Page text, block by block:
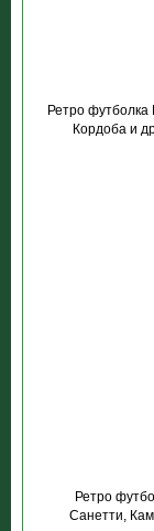
Ретро
Кордоба и
Ретро
Санетти,